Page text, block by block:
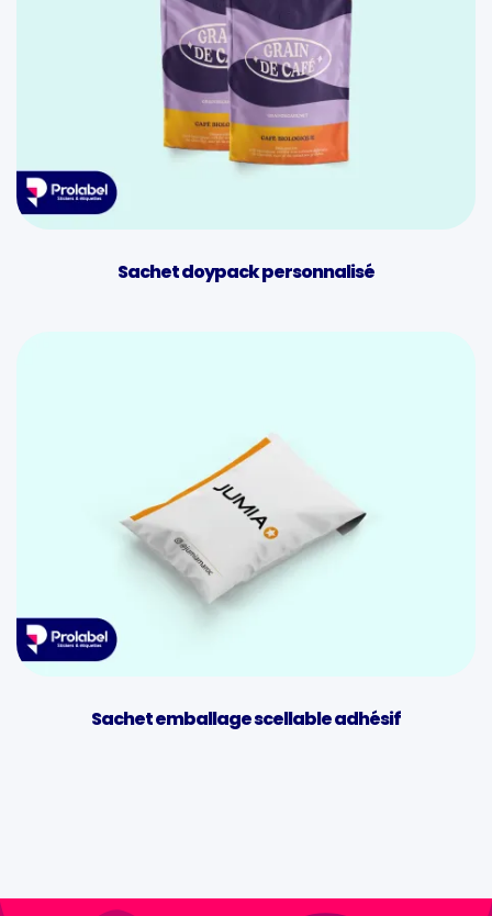
Sachet doypack personnalisé
Sachet emballage scellable adhésif